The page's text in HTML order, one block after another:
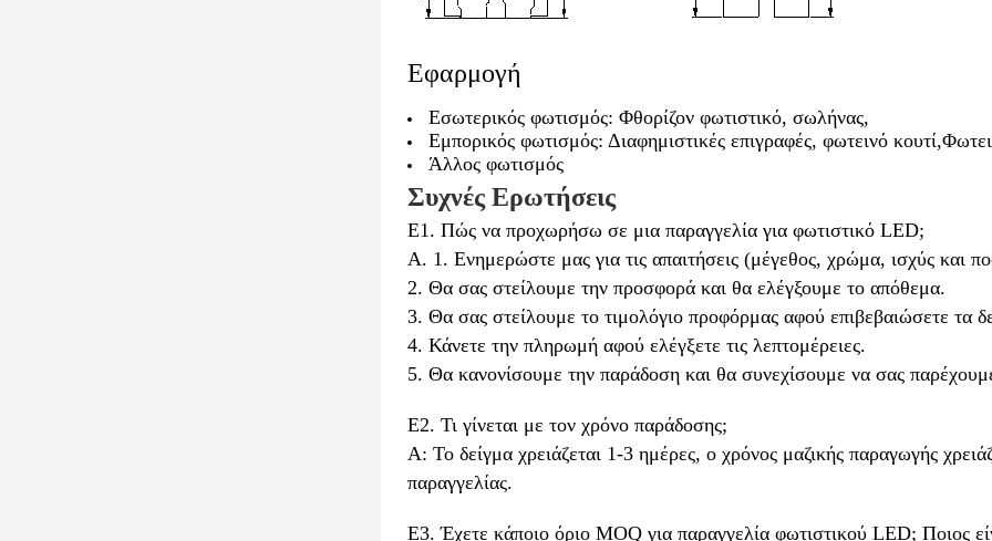
Εφαρμογή
Εσωτερικός φωτισμός: Φθορίζον φωτιστικό, σωλήνας,
Εμπορικός φωτισμός: Διαφημιστικές επιγραφές, φωτεινό κουτί,
Άλλος φωτισμός
Συχνές Ερωτήσεις
Ε1. Πώς να προχωρήσω σε μια παραγγελία για φωτιστικό LED;
Α. 1. Ενημερώστε μας για τις απαιτήσεις (μέγεθος, χρώμα, ισχύς και
2. Θα σας στείλουμε την προσφορά και θα ελέγξουμε το απόθεμα.
3. Θα σας στείλουμε το τιμολόγιο προφόρμας αφού επιβεβαιώσετε τα
4. Κάνετε την πληρωμή αφού ελέγξετε τις λεπτομέρειες.
5. Θα κανονίσουμε την παράδοση και θα συνεχίσουμε να σας
Ε2. Τι γίνεται με τον χρόνο παράδοσης;
Α: Το δείγμα χρειάζεται 1-3 ημέρες, ο χρόνος μαζικής παραγωγής
παραγγελίας.
Ε3. Έχετε κάποιο όριο MOQ για παραγγελία φωτιστικού LED; Ποιος